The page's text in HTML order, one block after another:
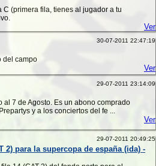
(primera fila, tienes al jugador a tu
Ver
30-07-2011 22:47:19
del campo
Ver
29-07-2011 23:14:09
7 de Agosto. Es un abono comprado
y a los conciertos del fe ...
Ver
29-07-2011 20:49:25
2) para la supercopa de españa (ida) -